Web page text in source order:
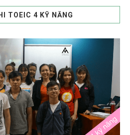
TOEIC 4 KỸ NĂNG